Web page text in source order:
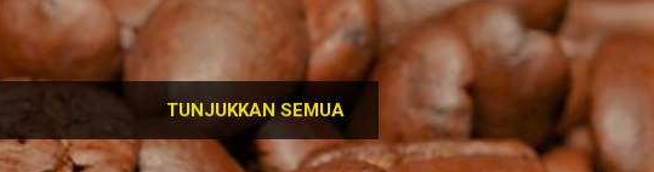
TUNJUKKAN SEMUA